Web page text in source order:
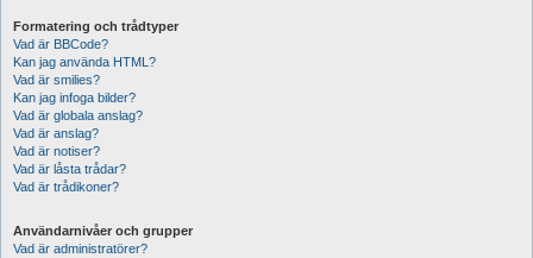
Formatering och trådtyper
Vad är BBCode?
Kan jag använda HTML?
Vad är smilies?
Kan jag infoga bilder?
Vad är globala anslag?
Vad är anslag?
Vad är notiser?
Vad är låsta trådar?
Vad är trådikoner?
Användarnivåer och grupper
Vad är administratörer?